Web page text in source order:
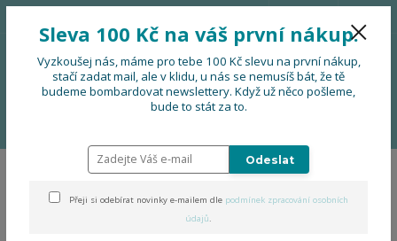
Menu
0 Kč
Dámská folklorní mikina bez
Sleva 100 Kč na váš první nákup.
Vyzkoušej nás, máme pro tebe 100 Kč slevu na první nákup,
stačí zadat mail, ale v klidu, u nás se nemusíš bát, že tě
budeme bombardovat newslettery. Když už něco pošleme,
bude to stát za to.
Odeslat
Přeji si odebírat novinky e-mailem dle podmínek zpracování osobních
údajů.